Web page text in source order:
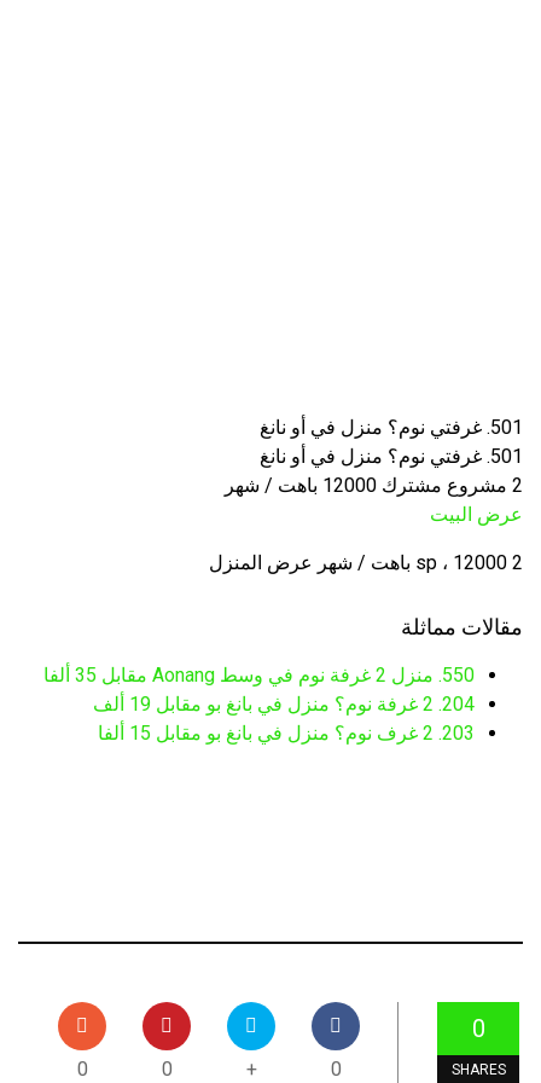
501. غرفتي نوم؟ منزل في أو نانغ
501. غرفتي نوم؟ منزل في أو نانغ
2 مشروع مشترك 12000 باهت / شهر
عرض البيت
2 sp ، 12000 باهت / شهر عرض المنزل
مقالات مماثلة
550. منزل 2 غرفة نوم في وسط Aonang مقابل 35 ألفا
204. 2 غرفة نوم؟ منزل في بانغ بو مقابل 19 ألف
203. 2 غرف نوم؟ منزل في بانغ بو مقابل 15 ألفا
0
SHARES
0
+
0
0